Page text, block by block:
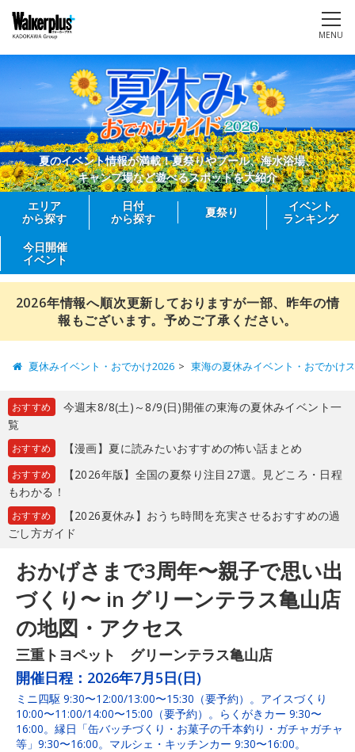
MENU
夏のイベント情報が満載！夏祭りやプール、海水浴場、
キャンプ場など遊べるスポットを大紹介
エリア
から探す
日付
から探す
夏祭り
イベント
ランキング
今日開催
イベント
2026年情報へ順次更新しておりますが一部、昨年の情
報もございます。予めご了承ください。
夏休みイベント・おでかけ2026 東海の夏休みイベント・おでかけ
おすすめ
今週末8/8(土)～8/9(日)開催の東海の夏休みイベント一
覧
おすすめ 【漫画】夏に読みたいおすすめの怖い話まとめ
おすすめ
【2026年版】全国の夏祭り注目27選。見どころ・日程
もわかる！
おすすめ
【2026夏休み】おうち時間を充実させるおすすめの過
ごし方ガイド
おかげさまで3周年〜親子で思い出
づくり〜 in グリーンテラス亀山店
の地図・アクセス
三重トヨペット グリーンテラス亀山店
開催日程： 2026年7月5日(日)
ミニ四駆 9:30〜12:00/13:00〜15:30（要予約）。アイスづくり
10:00〜11:00/14:00〜15:00（要予約）。らくがきカー 9:30〜
16:00。縁日「缶バッチづくり・お菓子の千本釣り・ガチャガチャ
等」9:30〜16:00。マルシェ・キッチンカー 9:30〜16:00。